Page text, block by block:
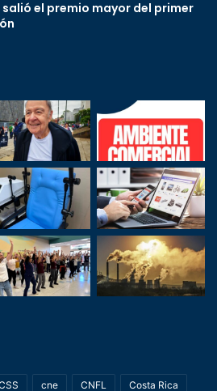
salió el premio mayor del primer
cne CNFL Costa Rica